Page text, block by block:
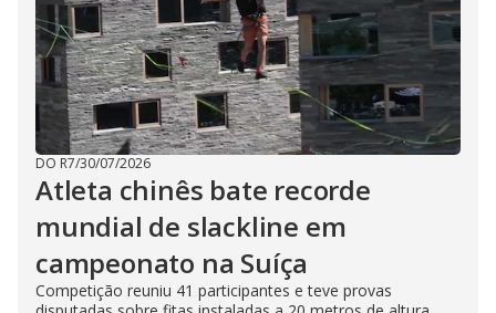
DO R7/30/07/2026
Atleta chinês bate recorde
mundial de slackline em
campeonato na Suíça
Competição reuniu 41 participantes e teve provas